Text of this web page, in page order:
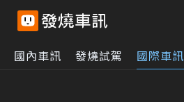
國內車訊 發燒試駕 國際車訊